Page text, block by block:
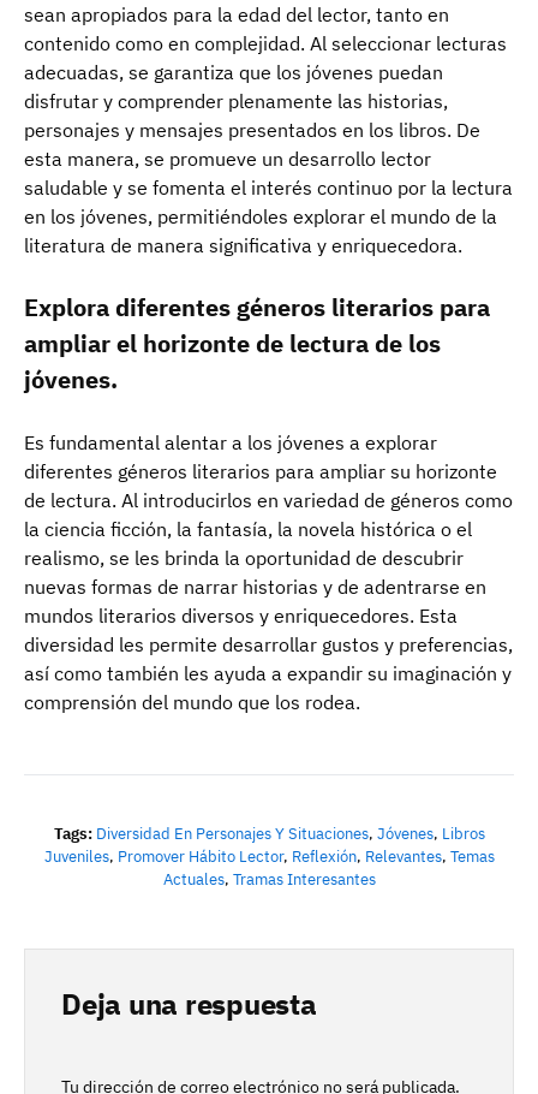
sean apropiados para la edad del lector, tanto en
contenido como en complejidad. Al seleccionar lecturas
adecuadas, se garantiza que los jóvenes puedan
disfrutar y comprender plenamente las historias,
personajes y mensajes presentados en los libros. De
esta manera, se promueve un desarrollo lector
saludable y se fomenta el interés continuo por la lectura
en los jóvenes, permitiéndoles explorar el mundo de la
literatura de manera significativa y enriquecedora.
Explora diferentes géneros literarios para
ampliar el horizonte de lectura de los
jóvenes.
Es fundamental alentar a los jóvenes a explorar
diferentes géneros literarios para ampliar su horizonte
de lectura. Al introducirlos en variedad de géneros como
la ciencia ficción, la fantasía, la novela histórica o el
realismo, se les brinda la oportunidad de descubrir
nuevas formas de narrar historias y de adentrarse en
mundos literarios diversos y enriquecedores. Esta
diversidad les permite desarrollar gustos y preferencias,
así como también les ayuda a expandir su imaginación y
comprensión del mundo que los rodea.
Tags: Diversidad En Personajes Y Situaciones, Jóvenes, Libros
Juveniles, Promover Hábito Lector, Reflexión, Relevantes, Temas
Actuales, Tramas Interesantes
Deja una respuesta
Tu dirección de correo electrónico no será publicada.